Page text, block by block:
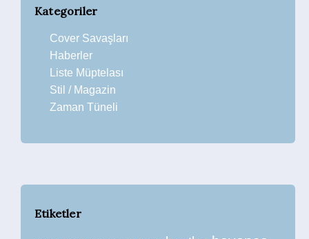
Kategoriler
Cover Savaşları
Haberler
Liste Müptelası
Stil / Magazin
Zaman Tüneli
Etiketler